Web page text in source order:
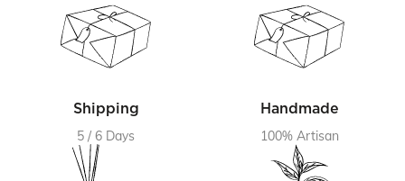
Shipping
5 / 6 Days
Handmade
100% Artisan